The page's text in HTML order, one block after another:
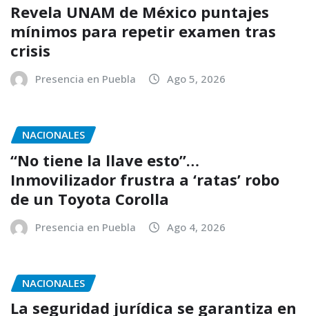
Revela UNAM de México puntajes
mínimos para repetir examen tras
crisis
Presencia en Puebla Ago 5, 2026
NACIONALES
“No tiene la llave esto”…
Inmovilizador frustra a ‘ratas’ robo
de un Toyota Corolla
Presencia en Puebla Ago 4, 2026
NACIONALES
La seguridad jurídica se garantiza en